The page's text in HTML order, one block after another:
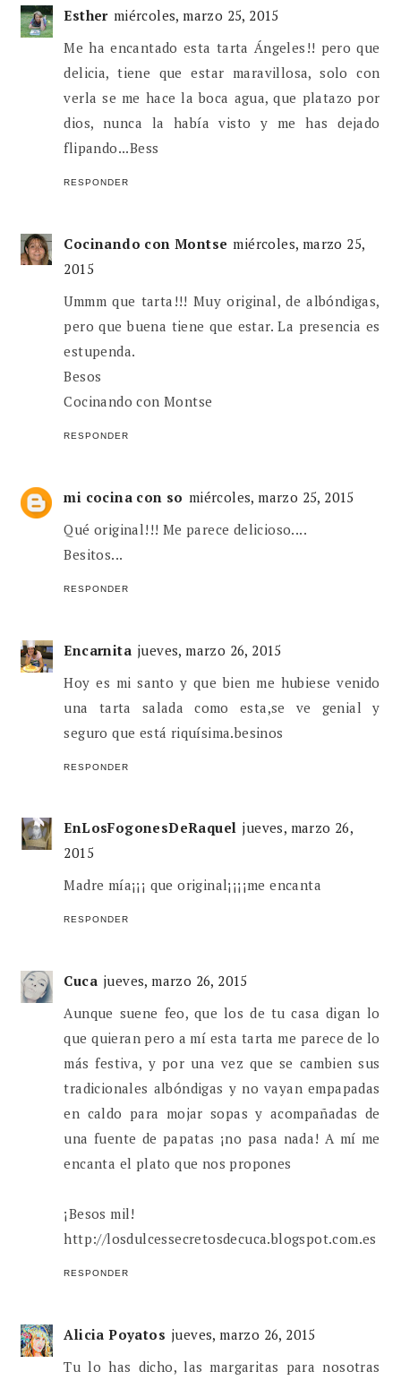
Esther miércoles, marzo 25, 2015
Me ha encantado esta tarta Ángeles!! pero que
delicia, tiene que estar maravillosa, solo con
verla se me hace la boca agua, que platazo por
dios, nunca la había visto y me has dejado
flipando...Bess
RESPONDER
Cocinando con Montse miércoles, marzo 25,
2015
Ummm que tarta!!! Muy original, de albóndigas,
pero que buena tiene que estar. La presencia es
estupenda.
Besos
Cocinando con Montse
RESPONDER
mi cocina con so miércoles, marzo 25, 2015
Qué original!!! Me parece delicioso....
Besitos...
RESPONDER
Encarnita jueves, marzo 26, 2015
Hoy es mi santo y que bien me hubiese venido
una tarta salada como esta,se ve genial y
seguro que está riquísima.besinos
RESPONDER
EnLosFogonesDeRaquel jueves, marzo 26,
2015
Madre mía¡¡¡ que original¡¡¡¡me encanta
RESPONDER
Cuca jueves, marzo 26, 2015
Aunque suene feo, que los de tu casa digan lo
que quieran pero a mí esta tarta me parece de lo
más festiva, y por una vez que se cambien sus
tradicionales albóndigas y no vayan empapadas
en caldo para mojar sopas y acompañadas de
una fuente de papatas ¡no pasa nada! A mí me
encanta el plato que nos propones
¡Besos mil!
http://losdulcessecretosdecuca.blogspot.com.es
RESPONDER
Alicia Poyatos jueves, marzo 26, 2015
Tu lo has dicho, las margaritas para nosotras